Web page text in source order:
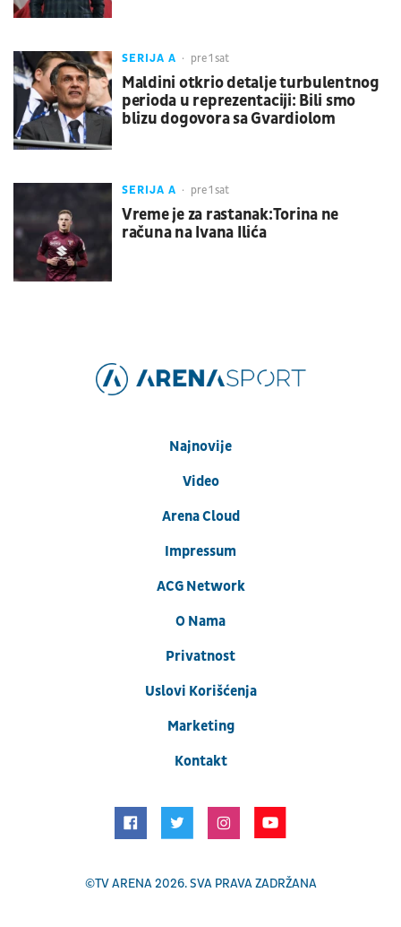
SERIJA A pre 1 sat
Maldini otkrio detalje turbulentnog
perioda u reprezentaciji: Bili smo
blizu dogovora sa Gvardiolom
SERIJA A pre 1 sat
Vreme je za rastanak:Torina ne
računa na Ivana Ilića
Najnovije
Video
Arena Cloud
Impressum
ACG Network
O Nama
Privatnost
Uslovi Korišćenja
Marketing
Kontakt
©TV ARENA2026. SVA PRAVA ZADRŽANA